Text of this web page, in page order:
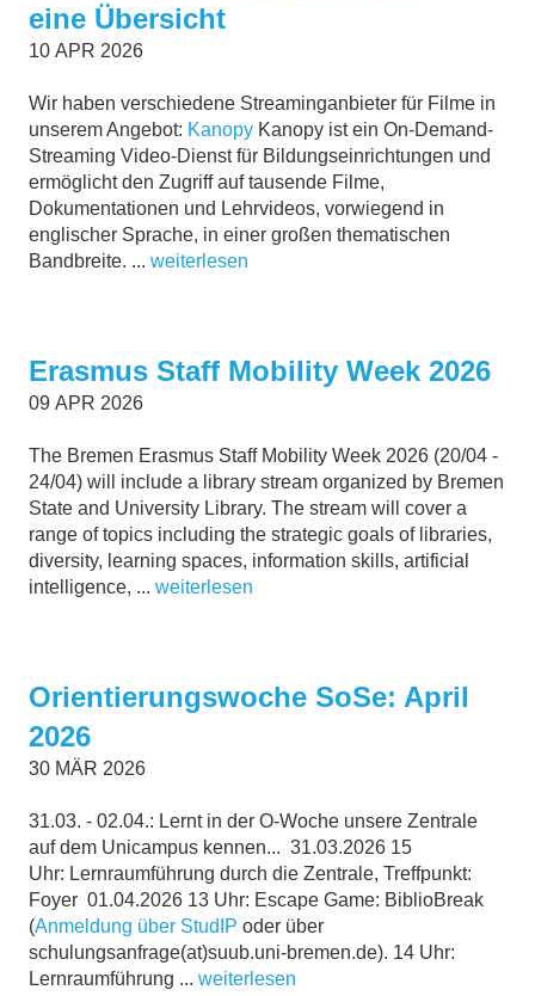
eine Übersicht
10 APR 2026
Wir haben verschiedene Streaminganbieter für Filme in
unserem Angebot: Kanopy Kanopy ist ein On-Demand-
Streaming Video-Dienst für Bildungseinrichtungen und
ermöglicht den Zugriff auf tausende Filme,
Dokumentationen und Lehrvideos, vorwiegend in
englischer Sprache, in einer großen thematischen
Bandbreite. ... weiterlesen
Erasmus Staff Mobility Week 2026
09 APR 2026
The Bremen Erasmus Staff Mobility Week 2026 (20/04 -
24/04) will include a library stream organized by Bremen
State and University Library. The stream will cover a
range of topics including the strategic goals of libraries,
diversity, learning spaces, information skills, artificial
intelligence, ... weiterlesen
Orientierungswoche SoSe: April
2026
30 MÄR 2026
31.03. - 02.04.: Lernt in der O-Woche unsere Zentrale
auf dem Unicampus kennen... 31.03.2026 15
Uhr: Lernraumführung durch die Zentrale, Treffpunkt:
Foyer 01.04.2026 13 Uhr: Escape Game: BiblioBreak
(Anmeldung über StudIP oder über
schulungsanfrage(at)suub.uni-bremen.de). 14 Uhr:
Lernraumführung ... weiterlesen